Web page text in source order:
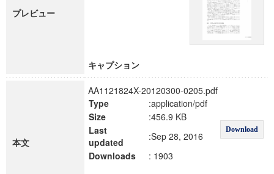
プレビュー
キャプション
本文
AA1121824X-20120300-0205.pdf
Type
:application/pdf
Download
Size
:456.9 KB
Last
updated
:Sep 28, 2016
Downloads
: 1903